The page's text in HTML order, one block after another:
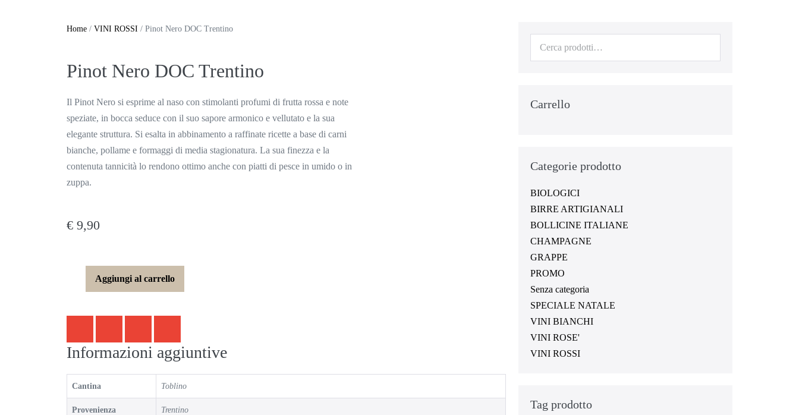
Home / VINI ROSSI / Pinot Nero DOC Trentino
Pinot Nero DOC Trentino
Il Pinot Nero si esprime al naso con stimolanti profumi di frutta rossa e note
speziate, in bocca seduce con il suo sapore armonico e vellutato e la sua
elegante struttura. Si esalta in abbinamento a raffinate ricette a base di carni
bianche, pollame e formaggi di media stagionatura. La sua finezza e la
contenuta tannicità lo rendono ottimo anche con piatti di pesce in umido o in
zuppa.
€ 9,90
Aggiungi al carrello
Informazioni aggiuntive
Cantina Toblino
Provenienza Trentino
Carrello
Categorie prodotto
BIOLOGICI
BIRRE ARTIGIANALI
BOLLICINE ITALIANE
CHAMPAGNE
GRAPPE
PROMO
Senza categoria
SPECIALE NATALE
VINI BIANCHI
VINI ROSE'
VINI ROSSI
Tag prodotto